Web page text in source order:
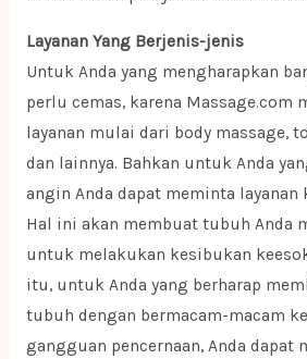
Layanan Yang Berjenis-jenis
Untuk Anda yang mengharapkan
perlu cemas, karena Massage.com
layanan mulai dari body massage,
dan lainnya. Bahkan untuk Anda
angin Anda dapat meminta layanan
Hal ini akan membuat tubuh Anda
untuk melakukan kesibukan
itu, untuk Anda yang berharap
tubuh dengan bermacam-macam
gangguan pencernaan, Anda dapat